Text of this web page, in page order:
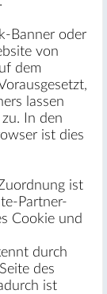
Banner oder
von
dem
lassen
In den
ist dies
ist
Partner-
Cookie und
durch
des
ist